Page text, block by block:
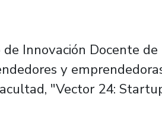
Innovación Docente
y
"Vector 24: